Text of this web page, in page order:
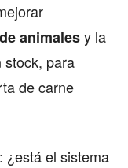
animalesy la
stock, para
de carne
¿está el sistema